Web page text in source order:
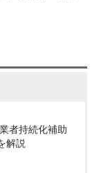
者持続化補助
解説